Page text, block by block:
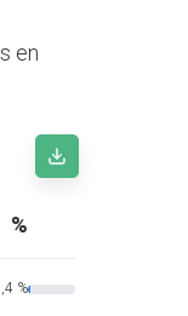
en
%
%